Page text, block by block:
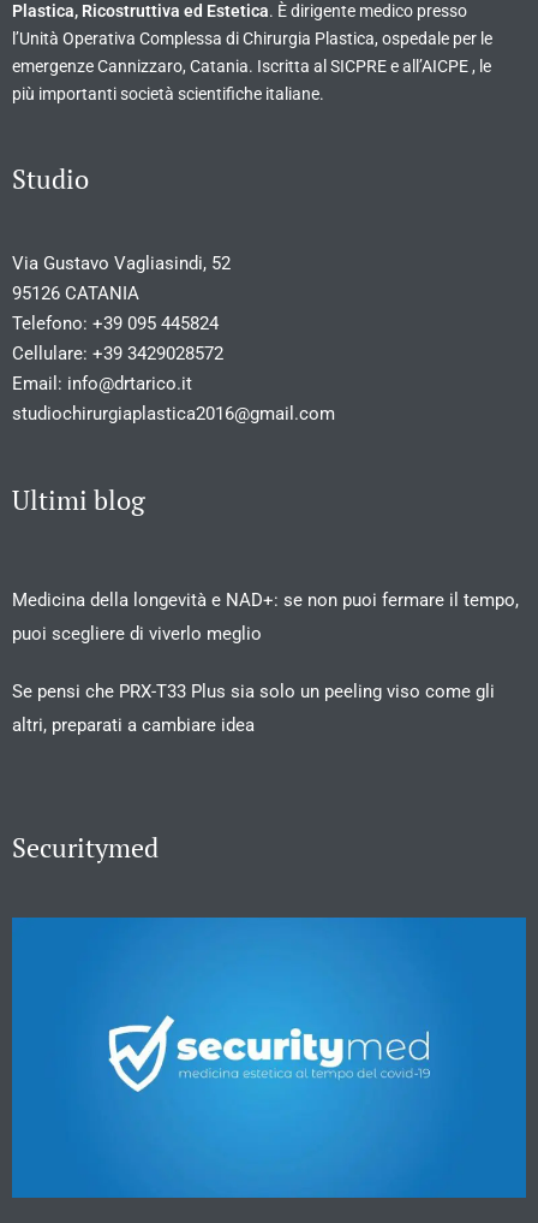
Plastica, Ricostruttiva ed Estetica. È dirigente medico presso
l’Unità Operativa Complessa di Chirurgia Plastica, ospedale per le
emergenze Cannizzaro, Catania. Iscritta al SICPRE e all’AICPE , le
più importanti società scientifiche italiane.
Studio
Via Gustavo Vagliasindi, 52
95126 CATANIA
Telefono: +39 095 445824
Cellulare: +39 3429028572
Email: info@drtarico.it
studiochirurgiaplastica2016@gmail.com
Ultimi blog
Medicina della longevità e NAD+: se non puoi fermare il tempo,
puoi scegliere di viverlo meglio
Se pensi che PRX-T33 Plus sia solo un peeling viso come gli
altri, preparati a cambiare idea
Securitymed